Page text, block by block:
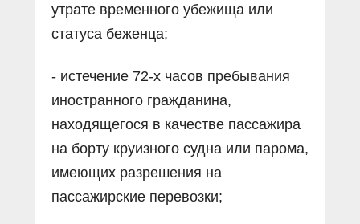
утрате временного убежища или
статуса беженца;
- истечение 72-х часов пребывания
иностранного гражданина,
находящегося в качестве пассажира
на борту круизного судна или парома,
имеющих разрешения на
пассажирские перевозки;